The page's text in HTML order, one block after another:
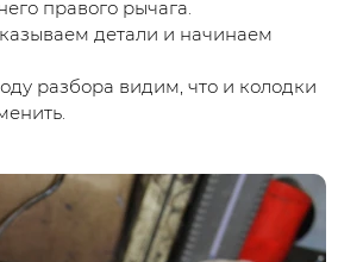
правого рычага.
детали и начинаем
разбора видим, что и колодки